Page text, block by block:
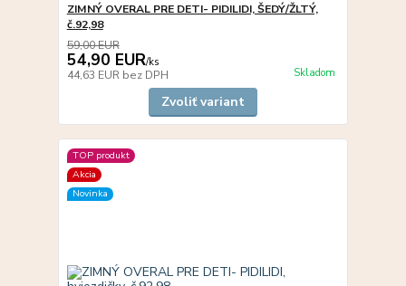
ZIMNÝ OVERAL PRE DETI- PIDILIDI, ŠEDÝ/ŽLTÝ,
č.92,98
59,00 EUR
54,90 EUR/ks
44,63 EUR bez DPH Skladom
Zvoliť variant
TOP produkt
Akcia
Novinka